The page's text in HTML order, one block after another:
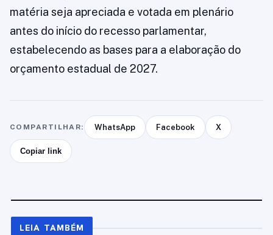
matéria seja apreciada e votada em plenário
antes do início do recesso parlamentar,
estabelecendo as bases para a elaboração do
orçamento estadual de 2027.
COMPARTILHAR: WhatsApp Facebook X
Copiar link
LEIA TAMBÉM